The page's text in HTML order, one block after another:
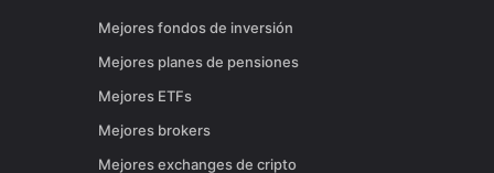
Mejores fondos de inversión
Mejores planes de pensiones
Mejores ETFs
Mejores brokers
Mejores exchanges de cripto